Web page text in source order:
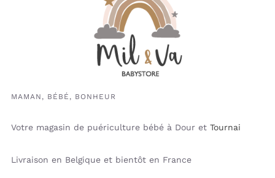
MAMAN, BÉBÉ, BONHEUR
Votre magasin de puériculture bébé à Dour et Tournai
Livraison en Belgique et bientôt en France